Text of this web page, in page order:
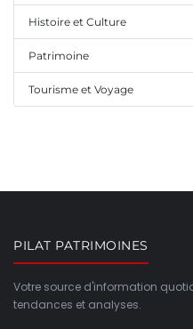
Histoire et Culture
Patrimoine
Tourisme et Voyage
PILAT PATRIMOINES
Votre source d'information
tendances et analyses.